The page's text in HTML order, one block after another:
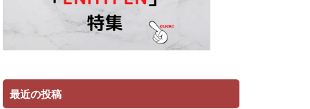
最近の投稿